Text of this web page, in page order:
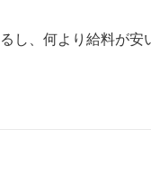
し、何より給料が安